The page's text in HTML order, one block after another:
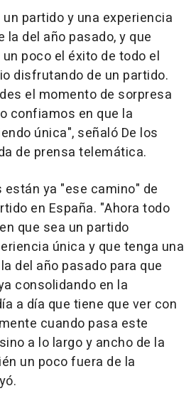
partido y una experiencia
la del año pasado, y que
poco el éxito de todo el
disfrutando de un partido.
el momento de sorpresa
confiamos en que la
única", señaló De los
de prensa telemática.
están ya "ese camino" de
en España. "Ahora todo
que sea un partido
única y que tenga una
del año pasado para que
consolidando en la
a día que tiene que ver con
cuando pasa este
a lo largo y ancho de la
un poco fuera de la